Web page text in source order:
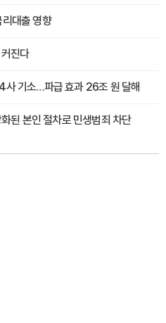
대출 영향
진다
사 기소…파급 효과 26조 원 달해
된 본인 절차로 민생범죄 차단